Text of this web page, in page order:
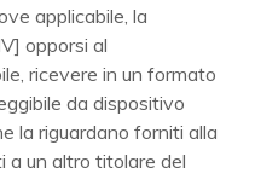
applicabile, la
opporsi al
ricevere in un formato
da dispositivo
la riguardano forniti alla
a un altro titolare del